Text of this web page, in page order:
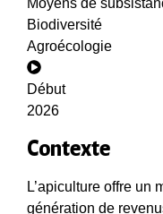
Moyens de
Biodiversité
Agroécologie
Début
2026
Contexte
L’apiculture offre un
génération de